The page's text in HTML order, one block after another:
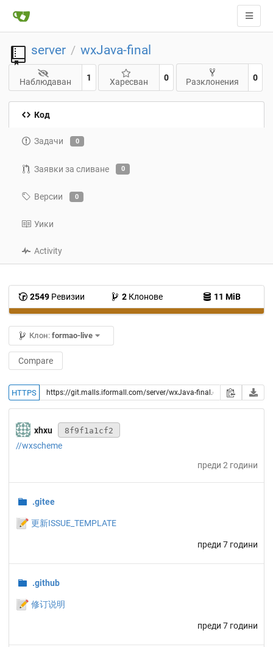
server / wxJava-final
Наблюдаван 1 Харесван 0 Разклонения 0
Код
Задачи 0
Заявки за сливане 0
Версии 0
Уики
Activity
2549 Ревизии 2Клонове 11 MiB
Клон: formao-live
Compare
HTTPS
xhxu 8f9f1a1cf2
//wxscheme
преди 2 години
.gitee
📝 更新ISSUE_TEMPLATE
преди 7 години
.github
📝 修订说明
преди 7 години